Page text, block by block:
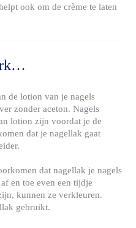
ook om de crème te laten
de lotion van je nagels
zonder aceton. Nagels
lotion zijn voordat je de
dat je nagellak gaat
dat nagellak je nagels
en toe even een tijdje
kunnen ze verkleuren.
gebruikt.